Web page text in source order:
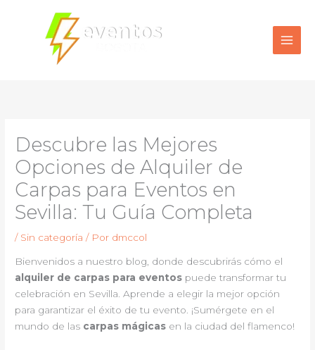
contenido
Descubre las Mejores
Opciones de Alquiler de
Carpas para Eventos en
Sevilla: Tu Guía Completa
/ Sin categoría / Por dmccol
Bienvenidos a nuestro blog, donde descubrirás cómo el
alquiler de carpas para eventos puede transformar tu
celebración en Sevilla. Aprende a elegir la mejor opción
para garantizar el éxito de tu evento. ¡Sumérgete en el
mundo de las carpas mágicas en la ciudad del flamenco!